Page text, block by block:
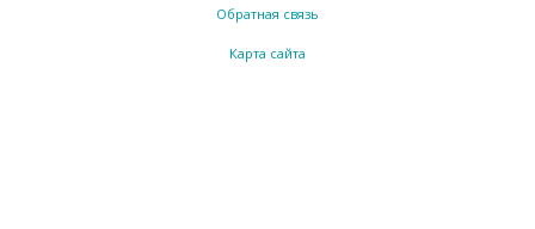
Обратная связь
Карта сайта